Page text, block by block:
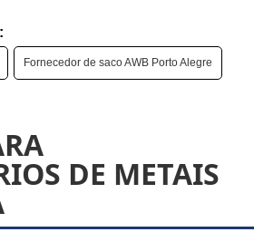
Fornecedor de saco AWB Porto Alegre
DE METAIS